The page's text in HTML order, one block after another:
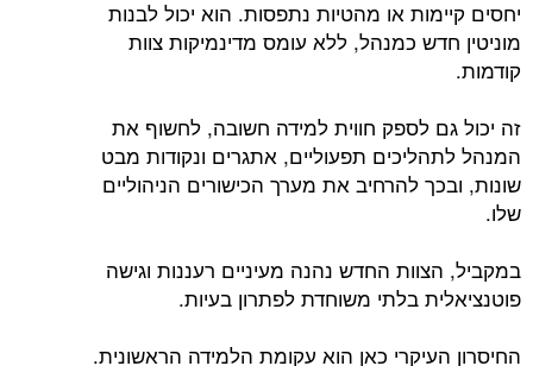
יחסים קיימות או מהטיות נתפסות. הוא יכול לבנות
מוניטין חדש כמנהל, ללא עומס מדינמיקות צוות
קודמות.
זה יכול גם לספק חווית למידה חשובה, לחשוף את
המנהל לתהליכים תפעוליים, אתגרים ונקודות מבט
שונות, ובכך להרחיב את מערך הכישורים הניהוליים
שלו.
במקביל, הצוות החדש נהנה מעיניים רעננות וגישה
פוטנציאלית בלתי משוחדת לפתרון בעיות.
החיסרון העיקרי כאן הוא עקומת הלמידה הראשונית.